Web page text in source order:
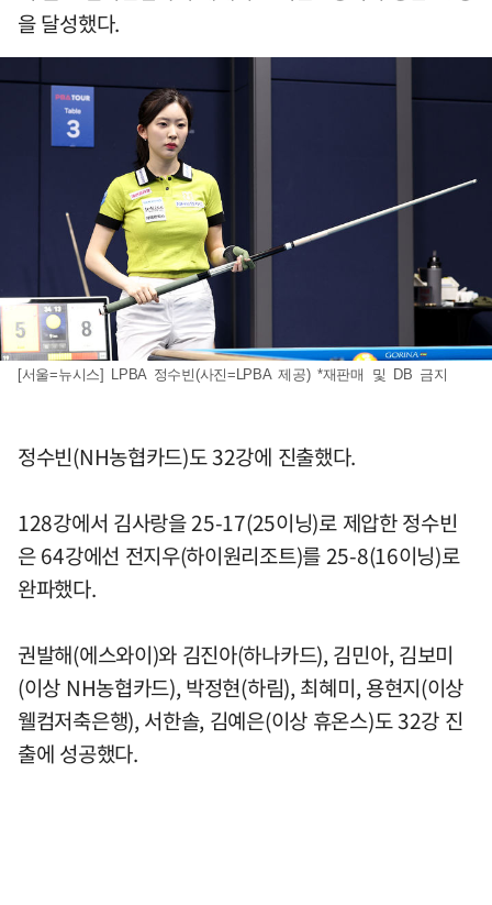
을 달성했다.
[서울=뉴시스] LPBA 정수빈(사진=LPBA 제공) *재판매 및 DB 금지
정수빈(NH농협카드)도 32강에 진출했다.
128강에서 김사랑을 25-17(25이닝)로 제압한 정수빈
은 64강에선 전지우(하이원리조트)를 25-8(16이닝)로
완파했다.
권발해(에스와이)와 김진아(하나카드), 김민아, 김보미
(이상 NH농협카드), 박정현(하림), 최혜미, 용현지(이상
웰컴저축은행), 서한솔, 김예은(이상 휴온스)도 32강 진
출에 성공했다.